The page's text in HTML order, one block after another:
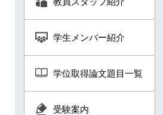
学生メンバー紹介
学位取得論文題目一覧
受験案内